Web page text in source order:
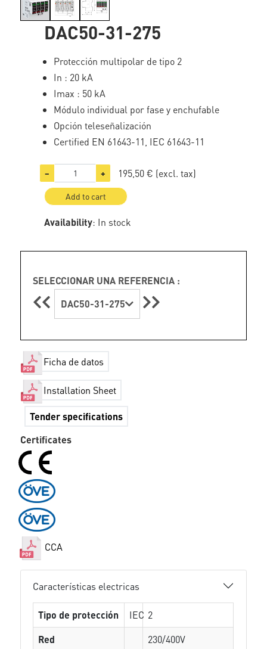
DAC50-31-275
Protección multipolar de tipo 2
In : 20 kA
Imax : 50 kA
Módulo individual por fase y enchufable
Opción teleseñalización
Certified EN 61643-11, IEC 61643-11
− + 195,50 € (excl. tax)
Add to cart
Availability: In stock
SELECCIONAR UNA REFERENCIA :
DAC50-31-275
Ficha de datos
Installation Sheet
Tender specifications
Certificates
CCA
Características electricas
Tipo de protección IEC 2
Red
230/400V